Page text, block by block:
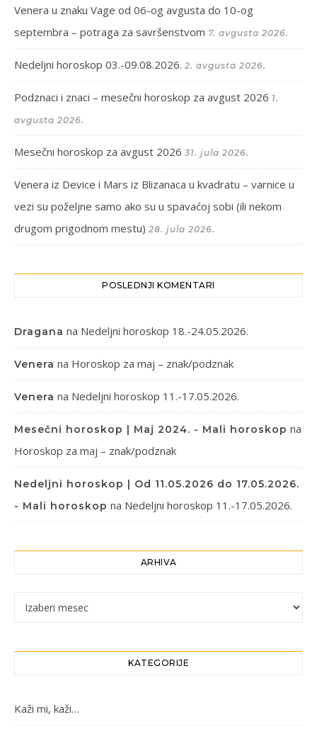
Venera u znaku Vage od 06-og avgusta do 10-og
septembra – potraga za savršenstvom 7. avgusta 2026.
Nedeljni horoskop 03.-09.08.2026. 2. avgusta 2026.
Podznaci i znaci – mesečni horoskop za avgust 2026 1.
avgusta 2026.
Mesečni horoskop za avgust 2026 31. jula 2026.
Venera iz Device i Mars iz Blizanaca u kvadratu – varnice u
vezi su poželjne samo ako su u spavaćoj sobi (ili nekom
drugom prigodnom mestu) 28. jula 2026.
POSLEDNJI KOMENTARI
Dragana na Nedeljni horoskop 18.-24.05.2026.
Venera na Horoskop za maj – znak/podznak
Venera na Nedeljni horoskop 11.-17.05.2026.
Mesečni horoskop | Maj 2024. - Mali horoskop na
Horoskop za maj – znak/podznak
Nedeljni horoskop | Od 11.05.2026 do 17.05.2026.
- Mali horoskop na Nedeljni horoskop 11.-17.05.2026.
ARHIVA
Arhiva
KATEGORIJE
Kaži mi, kaži…